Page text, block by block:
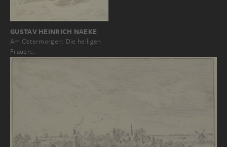
GUSTAV HEINRICH NAEKE
Am Ostermorgen: Die heiligen
Frauen…